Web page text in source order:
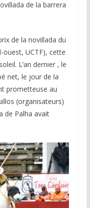
de la barrera
de la novillada du
ouest, UCTF), cette
L’an dernier , le
net, le jour de la
prometteuse au
(organisateurs)
de Palha avait